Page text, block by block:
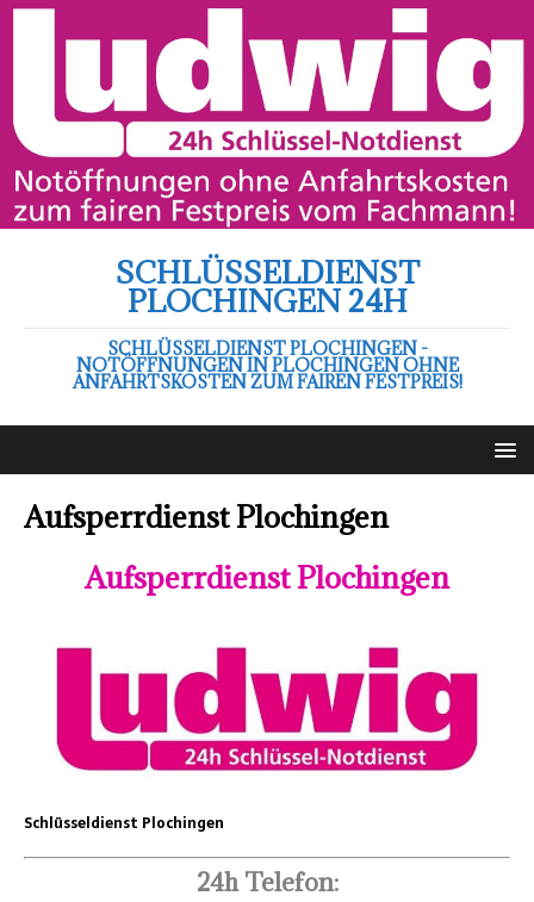
SCHLÜSSELDIENST
PLOCHINGEN 24H
SCHLÜSSELDIENST PLOCHINGEN -
NOTÖFFNUNGEN IN PLOCHINGEN OHNE
ANFAHRTSKOSTEN ZUM FAIREN FESTPREIS!
Aufsperrdienst Plochingen
Aufsperrdienst Plochingen
Schlüsseldienst Plochingen
24h Telefon: